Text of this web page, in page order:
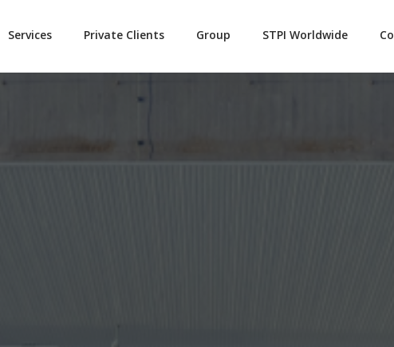
Services Private Clients Group STPI Worldwide